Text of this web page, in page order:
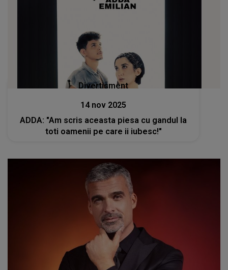
Divertisment
14 nov 2025
ADDA: "Am scris aceasta piesa cu gandul la
toti oamenii pe care ii iubesc!"